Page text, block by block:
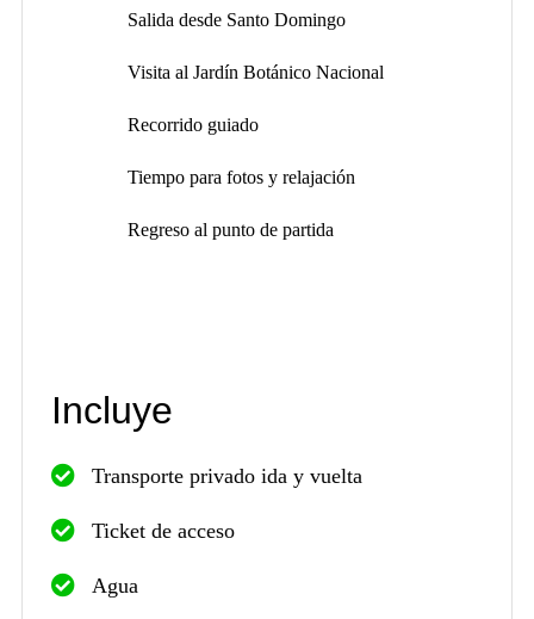
Salida desde Santo Domingo
Visita al Jardín Botánico Nacional
Recorrido guiado
Tiempo para fotos y relajación
Regreso al punto de partida
Incluye
Transporte privado ida y vuelta
Ticket de acceso
Agua